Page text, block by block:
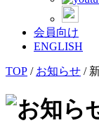
会員向け
ENGLISH
TOP / お知らせ /